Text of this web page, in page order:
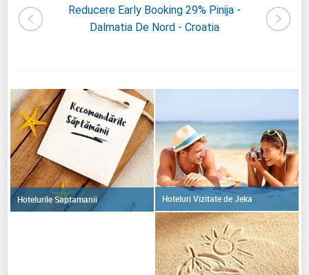
Nord
Reducere Early Booking 29% Pinija -
Dalmatia De Nord - Croatia
Hotelurile Saptamanii Hoteluri Vizitate de Jeka